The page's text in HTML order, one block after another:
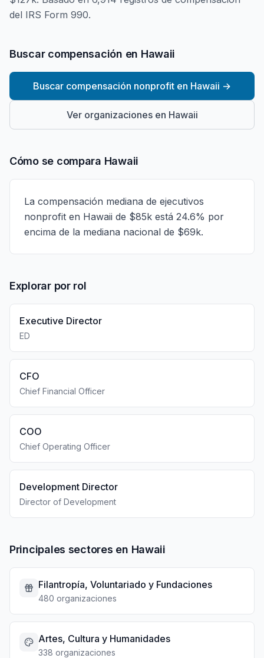
del IRS Form 990.
Buscar compensación en Hawaii
Buscar compensación nonprofit en Hawaii →
Ver organizaciones en Hawaii
Cómo se compara Hawaii
La compensación mediana de ejecutivos
nonprofit en Hawaii de $85k está 24.6% por
encima de la mediana nacional de $69k.
Explorar por rol
Executive Director
ED
CFO
Chief Financial Officer
COO
Chief Operating Officer
Development Director
Director of Development
Principales sectores en Hawaii
Filantropía, Voluntariado y Fundaciones
480 organizaciones
Artes, Cultura y Humanidades
338 organizaciones